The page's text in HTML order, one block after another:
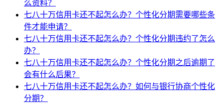
么资料？
七八十万信用卡还不起怎么办？个性化分期需要哪些条
件才能申请？
七八十万信用卡还不起怎么办？个性化分期违约了怎么
办？
七八十万信用卡还不起怎么办？个性化分期之后逾期了
会有什么后果？
七八十万信用卡还不起怎么办？如何与银行协商个性化
分期？